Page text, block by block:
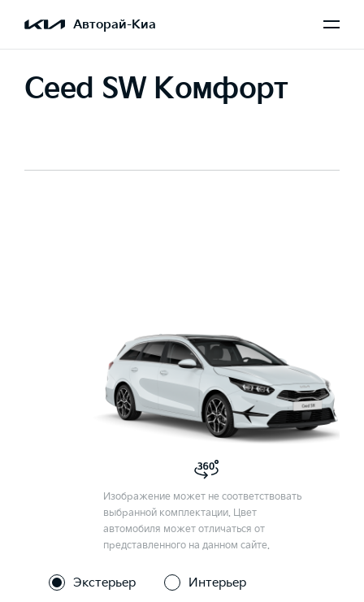
Авторай-Киа
Ceed SW Комфорт
Изображение может не соответствовать
выбранной комплектации. Цвет
автомобиля может отличаться от
представленного на данном сайте.
Экстерьер Интерьер